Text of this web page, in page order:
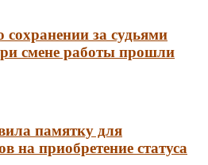
за судьями
смене работы прошли
памятку для
на приобретение статуса